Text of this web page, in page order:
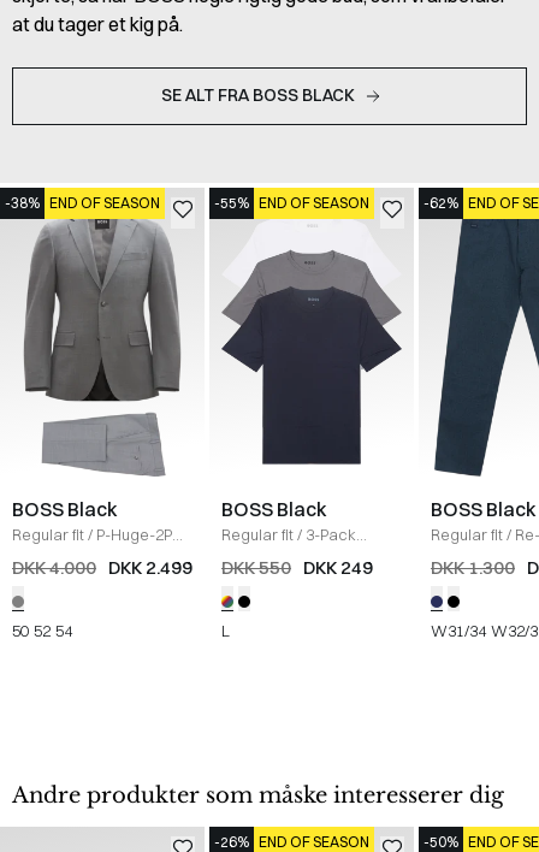
at du tager et kig på.
SE ALT FRA BOSS BLACK
-38% END OF SEASON
BOSS Black
Regular fit/ P-Huge-2PCS
Habit / GRÅ
DKK 4.000 DKK 2.499
50 52 54
-55% END OF SEASON
BOSS Black
Regular fit/ 3-Pack
crewneck T-shirts /
DKK 550 DKK 249
L
-62% END OF
BOSS Black
Regular fit/
Mouliné-Twill
DKK 1.300
W31/34 W32/
Andre produkter som måske interesserer dig
-26% END OF SEASON -50% END OF